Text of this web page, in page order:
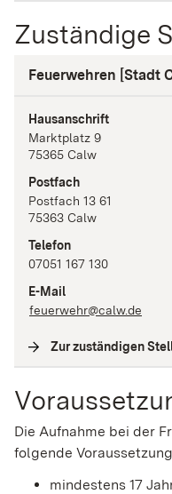
Zuständige
Feuerwehren [Stadt
Hausanschrift
Marktplatz 9
75365 Calw
Postfach
Postfach 13 61
75363 Calw
Telefon
07051 167 130
E-Mail
feuerwehr@calw.de
Zur zuständigen
Die Aufnahme bei der
folgende
mindestens 17